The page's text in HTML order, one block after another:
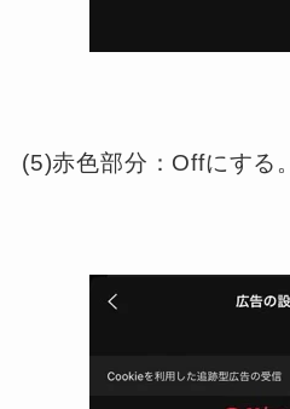
(5)赤色部分：Offにする。